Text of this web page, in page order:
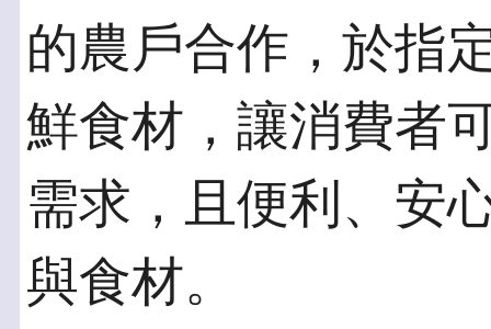
的農戶合作，於指
鮮食材，讓消費者
需求，且便利、安
與食材。